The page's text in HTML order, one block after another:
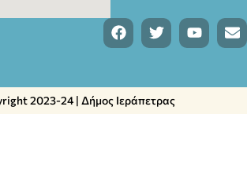
2023-24 | Δήμος Ιεράπετρας